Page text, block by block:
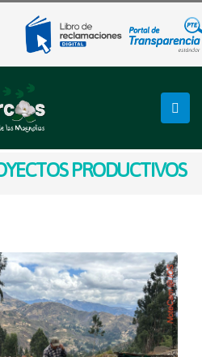
PRODUCTIVOS